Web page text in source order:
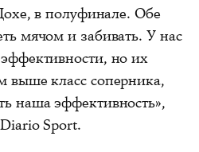
в полуфинале. Обе
мячом и забивать. У нас
но их
класс соперника,
наша эффективность»,
Sport.